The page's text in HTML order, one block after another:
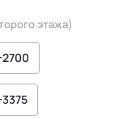
этажа)